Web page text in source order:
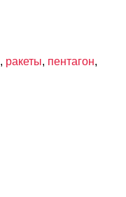
, ракеты, пентагон,